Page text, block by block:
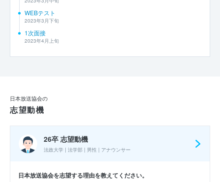
WEBテスト
2023年3月下旬
1次面接
2023年4月上旬
日本放送協会の
志望動機
26卒 志望動機
法政大学 | 法学部 | 男性 | アナウンサー
日本放送協会を志望する理由を教えてください。